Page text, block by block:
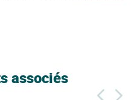
associés